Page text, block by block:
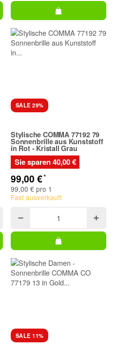
SALE 29%
Stylische COMMA 77192 79
Sonnenbrille aus Kunststoff
in Rot - Kristall Grau
Sie sparen 40,00 €
99,00 €*
99,00 € pro 1
Fast ausverkauft
SALE 11%